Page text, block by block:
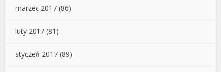
marzec 2017 (86)
luty 2017 (81)
styczeń 2017 (89)